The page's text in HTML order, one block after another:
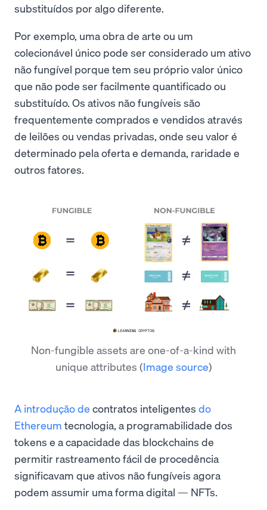
substituídos por algo diferente.
Por exemplo, uma obra de arte ou um
colecionável único pode ser considerado um ativo
não fungível porque tem seu próprio valor único
que não pode ser facilmente quantificado ou
substituído. Os ativos não fungíveis são
frequentemente comprados e vendidos através
de leilões ou vendas privadas, onde seu valor é
determinado pela oferta e demanda, raridade e
outros fatores.
Non-fungible assets are one-of-a-kind with
unique attributes (Image source)
A introdução de contratos inteligentes do
Ethereum tecnologia, a programabilidade dos
tokens e a capacidade das blockchains de
permitir rastreamento fácil de procedência
significavam que ativos não fungíveis agora
podem assumir uma forma digital — NFTs.